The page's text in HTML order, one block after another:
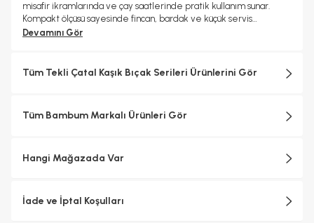
misafir ikramlarında ve çay saatlerinde pratik kullanım sunar.
Kompakt ölçüsü sayesinde fincan, bardak ve küçük servis
tabaklarıyla uyumlu şekilde kullanılabilir. Ürün Ölçüleri: Genişlik:
Devamını Gör
Tüm Tekli Çatal Kaşık Bıçak Serileri Ürünlerini Gör
Tüm Bambum Markalı Ürünleri Gör
Hangi Mağazada Var
İade ve İptal Koşulları